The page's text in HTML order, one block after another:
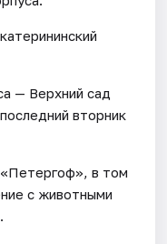
— Верхний сад
вторник
в том
с животными